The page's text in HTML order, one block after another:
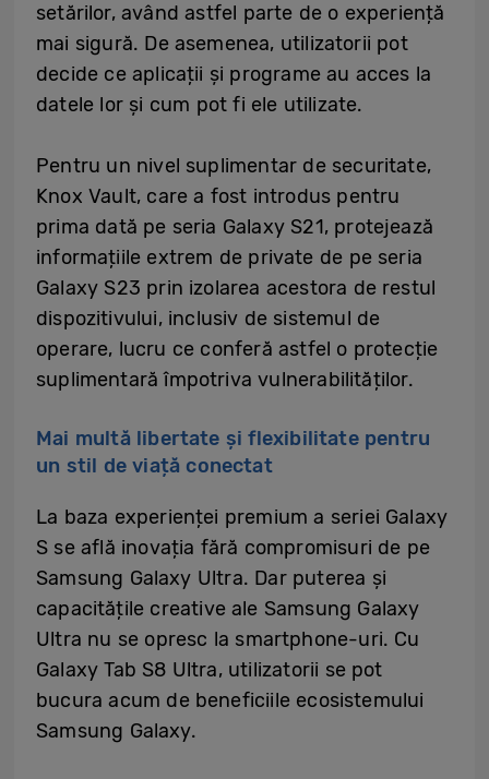
setărilor, având astfel parte de o experiență
mai sigură. De asemenea, utilizatorii pot
decide ce aplicații și programe au acces la
datele lor și cum pot fi ele utilizate.
Pentru un nivel suplimentar de securitate,
Knox Vault, care a fost introdus pentru
prima dată pe seria Galaxy S21, protejează
informațiile extrem de private de pe seria
Galaxy S23 prin izolarea acestora de restul
dispozitivului, inclusiv de sistemul de
operare, lucru ce conferă astfel o protecție
suplimentară împotriva vulnerabilităților.
Mai multă libertate și flexibilitate pentru
un stil de viață conectat
La baza experienței premium a seriei Galaxy
S se află inovația fără compromisuri de pe
Samsung Galaxy Ultra. Dar puterea și
capacitățile creative ale Samsung Galaxy
Ultra nu se opresc la smartphone-uri. Cu
Galaxy Tab S8 Ultra, utilizatorii se pot
bucura acum de beneficiile ecosistemului
Samsung Galaxy.